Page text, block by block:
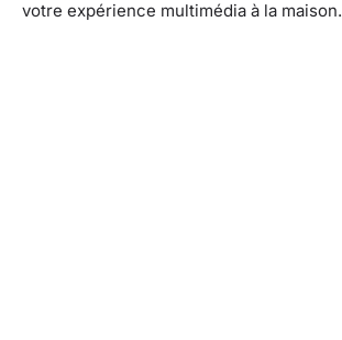
votre expérience multimédia à la maison.